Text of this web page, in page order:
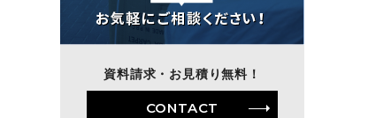
資料請求・お見積り無料！
CONTACT